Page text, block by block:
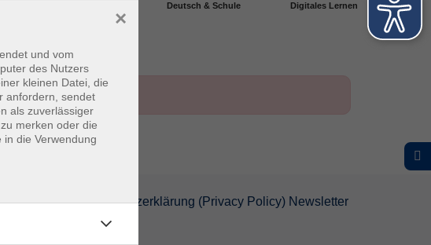
Deutsch & Schule Digitales Lernen
Datenschutzerklärung (Privacy Policy) Newsletter
und vom
des Nutzers
kleinen Datei, die
anfordern, sendet
als zuverlässiger
merken oder die
die Verwendung
×